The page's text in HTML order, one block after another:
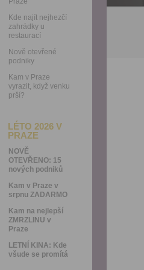
Kde najít nejhezčí
zahrádky u
restaurací
Nově otevřené
podniky
Kam v Praze
vyrazit, když venku
prší?
LÉTO 2026 V
PRAZE
NOVĚ
OTEVŘENO: 15
nových podniků
Kam v Praze v
srpnu ZADARMO
Kam na nejlepší
ZMRZLINU v
Praze
LETNÍ KINA: Kde
všude se promítá